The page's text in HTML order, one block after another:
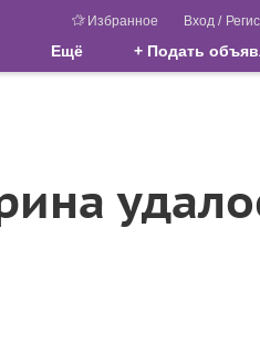
Избранное Вход /
Ещё + Подать